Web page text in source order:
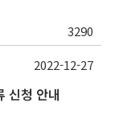
3290
신청 안내
2022-12-27